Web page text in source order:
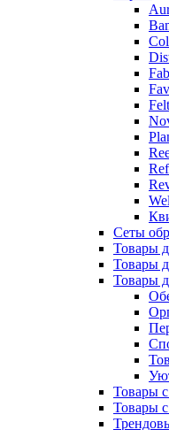
Сеты
Товары
Товары
Товары
Товары
Товары